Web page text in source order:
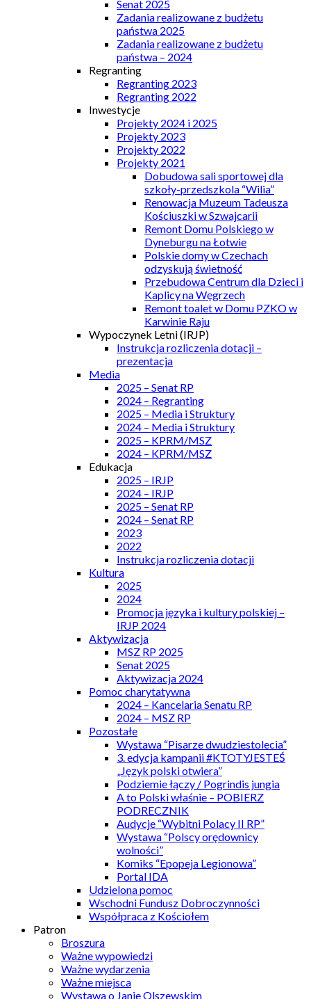
Senat 2025
Zadania realizowane z budżetu
państwa 2025
Zadania realizowane z budżetu
państwa – 2024
Regranting
Regranting 2023
Regranting 2022
Inwestycje
Projekty 2024 i 2025
Projekty 2023
Projekty 2022
Projekty 2021
Dobudowa sali sportowej dla
szkoły-przedszkola “Wilia”
Renowacja Muzeum Tadeusza
Kościuszki w Szwajcarii
Remont Domu Polskiego w
Dyneburgu na Łotwie
Polskie domy w Czechach
odzyskują świetność
Przebudowa Centrum dla Dzieci i
Kaplicy na Węgrzech
Remont toalet w Domu PZKO w
Karwinie Raju
Wypoczynek Letni (IRJP)
Instrukcja rozliczenia dotacji –
prezentacja
Media
2025 – Senat RP
2024 – Regranting
2025 – Media i Struktury
2024 – Media i Struktury
2025 – KPRM/MSZ
2024 – KPRM/MSZ
Edukacja
2025 – IRJP
2024 – IRJP
2025 – Senat RP
2024 – Senat RP
2023
2022
Instrukcja rozliczenia dotacji
Kultura
2025
2024
Promocja języka i kultury polskiej –
IRJP 2024
Aktywizacja
MSZ RP 2025
Senat 2025
Aktywizacja 2024
Pomoc charytatywna
2024 – Kancelaria Senatu RP
2024 – MSZ RP
Pozostałe
Wystawa “Pisarze dwudziestolecia”
3. edycja kampanii #KTOTYJESTEŚ
„Język polski otwiera”
Podziemie łączy / Pogrindis jungia
A to Polski właśnie – POBIERZ
PODRECZNIK
Audycje “Wybitni Polacy II RP”
Wystawa “Polscy orędownicy
wolności”
Komiks “Epopeja Legionowa”
Portal IDA
Udzielona pomoc
Wschodni Fundusz Dobroczynności
Współpraca z Kościołem
Patron
Broszura
Ważne wypowiedzi
Ważne wydarzenia
Ważne miejsca
Wystawa o Janie Olszewskim